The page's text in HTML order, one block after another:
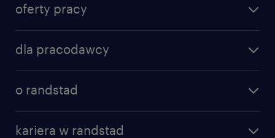
oferty pracy
specjalizacje
praca w amazon
dla pracodawcy
o randstad
kariera w randstad